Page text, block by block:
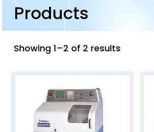
Products
Showing 1–2 of 2 results